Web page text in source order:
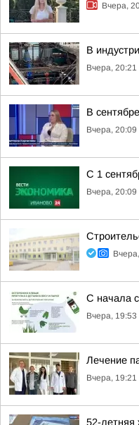
Вчера,
В
Вчера, 20:21
В
Вчера, 20:09
С 1
Вчера, 20:09
С начала
Вчера, 19:53
Лечение
Вчера, 19:21
52-летняя